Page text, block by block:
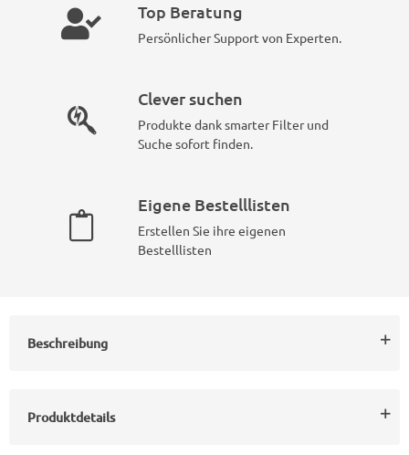
Top Beratung
Persönlicher Support von Experten.
Clever suchen
Produkte dank smarter Filter und
Suche sofort finden.
Eigene Bestelllisten
Erstellen Sie ihre eigenen
Bestelllisten
Beschreibung
Produktdetails